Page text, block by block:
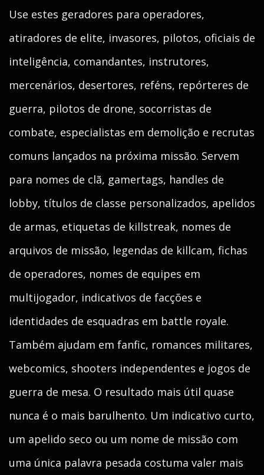
Use estes geradores para operadores,
atiradores de elite, invasores, pilotos, oficiais de
inteligência, comandantes, instrutores,
mercenários, desertores, reféns, repórteres de
guerra, pilotos de drone, socorristas de
combate, especialistas em demolição e recrutas
comuns lançados na próxima missão. Servem
para nomes de clã, gamertags, handles de
lobby, títulos de classe personalizados, apelidos
de armas, etiquetas de killstreak, nomes de
arquivos de missão, legendas de killcam, fichas
de operadores, nomes de equipes em
multijogador, indicativos de facções e
identidades de esquadras em battle royale.
Também ajudam em fanfic, romances militares,
webcomics, shooters independentes e jogos de
guerra de mesa. O resultado mais útil quase
nunca é o mais barulhento. Um indicativo curto,
um apelido seco ou um nome de missão com
uma única palavra pesada costuma valer mais